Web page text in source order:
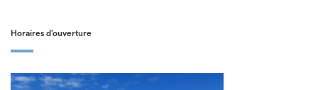
Horaires d’ouverture